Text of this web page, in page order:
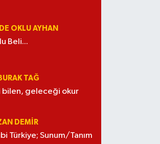
OKLU AYHAN
Beli...
TAĞ
bilen, geleceği okur
DEMİR
Türkiye; Sunum/Tanım